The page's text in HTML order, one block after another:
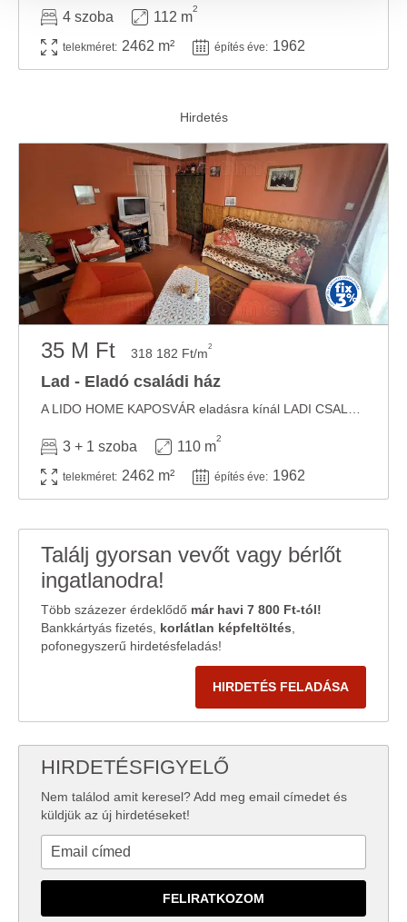
megosztjuk az Ön weboldalhasználatra vonatkozó
adatait, akik kombinálhatják az adatokat más olyan
adatokkal, amelyeket Ön adott meg számukra vagy az
4 szoba 112 m
2
telekméret: 2462 m² építés éve: 1962
35 M Ft 318 182 Ft/m2
Lad - Eladó családi ház
3 + 1 szoba 110 m
2
telekméret: 2462 m² építés éve: 1962
Találj gyorsan vevőt vagy bérlőt
ingatlanodra!
Több százezer érdeklődő már havi 7 800 Ft-tól!
Bankkártyás fizetés, korlátlan képfeltöltés
pofonegyszerű hirdetésfeladás!
HIRDETÉS FELADÁSA
HIRDETÉSFIGYELŐ
Nem találod amit keresel? Add meg email címedet és
küldjük az új hirdetéseket!